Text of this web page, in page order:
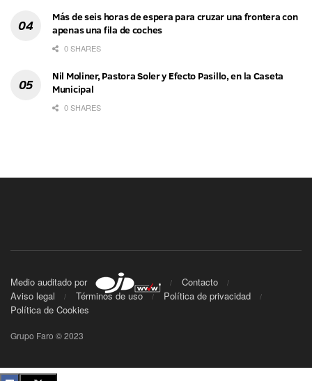
Más de seis horas de espera para cruzar una frontera con
apenas una fila de coches
0 SHARES
Nil Moliner, Pastora Soler y Efecto Pasillo, en la Caseta
Municipal
0 SHARES
Medio auditado por
Contacto
Aviso legal
Términos de uso
Política de privacidad
Política de Cookies
Grupo Faro © 2023